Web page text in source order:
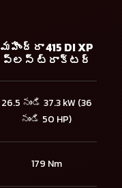
మహీంద్రా 415 DI XP
ప్లస్ ట్రాక్టర్
26.5 నుండి 37.3 kW (36
నుండి 50 HP)
179 Nm